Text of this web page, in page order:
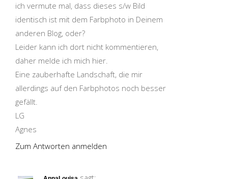
ich vermute mal, dass dieses s/w Bild
identisch ist mit dem Farbphoto in Deinem
anderen Blog, oder?
Leider kann ich dort nicht kommentieren,
daher melde ich mich hier.
Eine zauberhafte Landschaft, die mir
allerdings auf den Farbphotos noch besser
gefällt.
LG
Agnes
Zum Antworten anmelden